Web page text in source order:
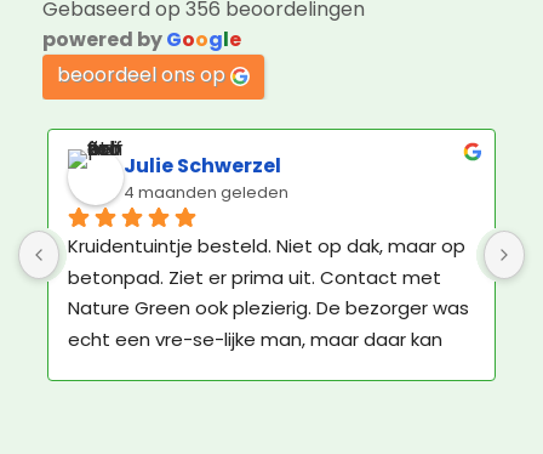
Gebaseerd op 356 beoordelingen
powered byGoogle
beoordeel ons op
R P Dijkstra
2 maanden geleden
Een kundig en professioneel bedrijf, met
vriendelijk personeel! Klasse!